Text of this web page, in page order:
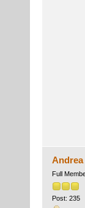
Andrea
Full
Post: 235